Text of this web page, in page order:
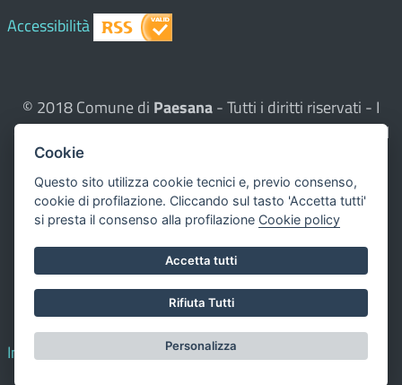
Accessibilità
© 2018 Comune di Paesana- Tutti i diritti riservati - I
contenuti del sito, testi e immagini sono di proprietà del
Comune - CMS:
Questo sito utilizza, nella versione per UTENTI CON
DISLESSIA,Biancoenero ®, una font italiana ad Alta
Leggibilità.
Valuta questo sito
Dichiarazione di accessibilità
redatta il 00.00.0000
Impostazione cookie
Cookie
Questo sito utilizza cookie tecnici e, previo consenso,
cookie di profilazione. Cliccando sul tasto 'Accetta tutti'
si presta il consenso alla profilazione Cookie policy
Accetta tutti
Rifiuta Tutti
Personalizza